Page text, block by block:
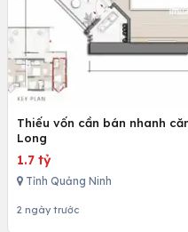
Thiếu vốn cần bán nhanh
Long
1.7 tỷ
Tỉnh Quảng Ninh
2 ngày trước